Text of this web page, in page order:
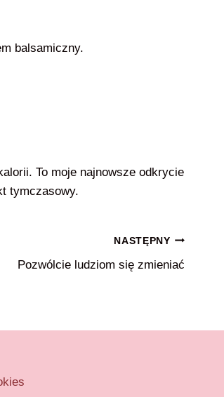
balsamiczny.
To moje najnowsze odkrycie
tymczasowy.
NASTĘPNY
Pozwólcie ludziom się zmieniać